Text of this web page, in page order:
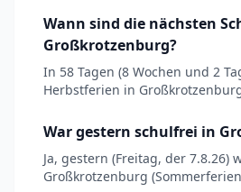
Wann sind die nächsten
Großkrotzenburg?
In 58 Tagen (8 Wochen und 2
Herbstferien in
War gestern schulfrei in
Ja, gestern (Freitag, der 7.8.26)
Großkrotzenburg